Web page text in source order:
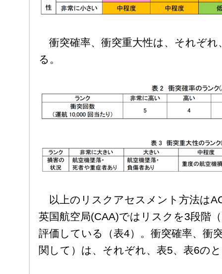
衝突確率、衝突重大性は、それぞ
る。
以上のリスクアセスメント方法は
英国航空局(CAA)ではリスクを3段階
評価している（表4）。衝突確率、衝
関して）は、それぞれ、表5、表6の